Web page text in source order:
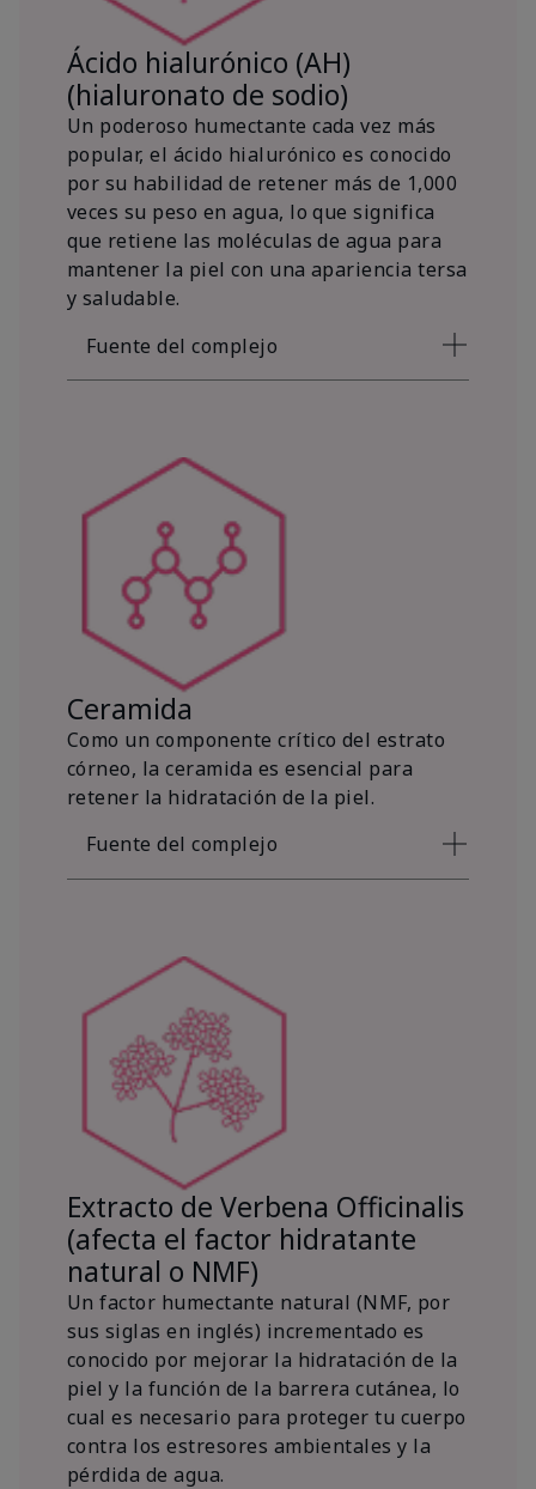
Ácido hialurónico (AH)
(hialuronato de sodio)
Un poderoso humectante cada vez más
popular, el ácido hialurónico es conocido
por su habilidad de retener más de 1,000
veces su peso en agua, lo que significa
que retiene las moléculas de agua para
mantener la piel con una apariencia tersa
y saludable.
Fuente del complejo
Ceramida
Como un componente crítico del estrato
córneo, la ceramida es esencial para
retener la hidratación de la piel.
Fuente del complejo
Extracto de Verbena Officinalis
(afecta el factor hidratante
natural o NMF)
Un factor humectante natural (NMF, por
sus siglas en inglés) incrementado es
conocido por mejorar la hidratación de la
piel y la función de la barrera cutánea, lo
cual es necesario para proteger tu cuerpo
contra los estresores ambientales y la
pérdida de agua.